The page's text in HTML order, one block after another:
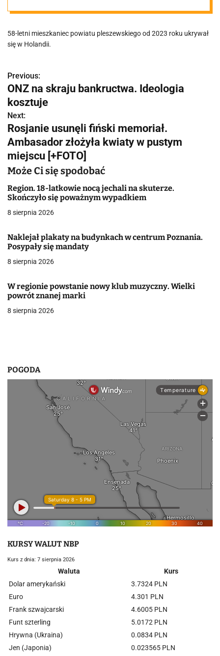
odpowiedzieć
za jazdę po
pijanemu
58-letni mieszkaniec powiatu pleszewskiego od 2023 roku ukrywał
się w Holandii.
N
a
w
i
g
a
c
j
w
p
i
s
Previous:
ONZ na skraju bankructwa. Ideologia
kosztuje
Next:
Rosjanie usunęli fiński memoriał.
Ambasador złożyła kwiaty w pustym
miejscu [+FOTO]
Może Ci się spodobać
Region. 18-latkowie nocą jechali na skuterze.
Skończyło się poważnym wypadkiem
8 sierpnia 2026
Naklejał plakaty na budynkach w centrum Poznania.
Posypały się mandaty
8 sierpnia 2026
W regionie powstanie nowy klub muzyczny. Wielki
powrót znanej marki
8 sierpnia 2026
POGODA
KURSY WALUT NBP
Kurs z dnia: 7 sierpnia 2026
Waluta
Kurs
Dolar amerykański
3.7324 PLN
Euro
4.301 PLN
Frank szwajcarski
4.6005 PLN
Funt szterling
5.0172 PLN
Hrywna (Ukraina)
0.0834 PLN
Jen (Japonia)
0.023565 PLN